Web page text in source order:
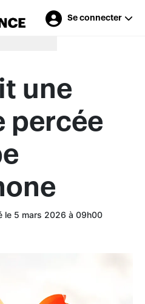
Se connecter
annonceurs
une
percée
le 5 mars 2026 à 09h00